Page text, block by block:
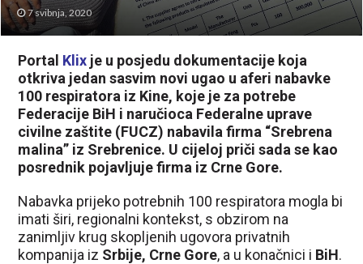
7 svibnja, 2020
Portal Klix je u posjedu dokumentacije koja
otkriva jedan sasvim novi ugao u aferi nabavke
100 respiratora iz Kine, koje je za potrebe
Federacije BiH i naručioca Federalne uprave
civilne zaštite (FUCZ) nabavila firma “Srebrena
malina” iz Srebrenice. U cijeloj priči sada se kao
posrednik pojavljuje firma iz Crne Gore.
Nabavka prijeko potrebnih 100 respiratora mogla bi
imati širi, regionalni kontekst, s obzirom na
zanimljiv krug skopljenih ugovora privatnih
kompanija iz Srbije, Crne Gore, a u konačnici i BiH.